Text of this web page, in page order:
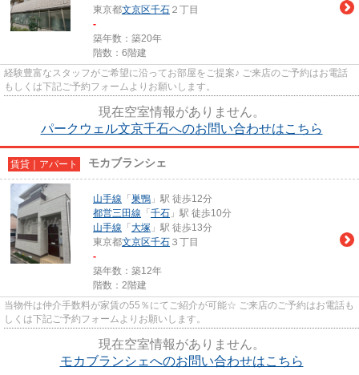
東京都文京区千石 ２丁目
-
築年数：築20年
階数：6階建
経験豊富なスタッフがご希望に沿ってお部屋をご提案♪ ご来店のご予約はお電話
もしくは下記ご予約フォームよりお願いします。
現在空室情報がありません。
パークウェル文京千石へのお問い合わせはこちら
賃貸｜アパート モカブランシェ
山手線 「 巣鴨 」駅 徒歩12分
都営三田線 「 千石 」駅 徒歩10分
山手線 「 大塚 」駅 徒歩13分
東京都文京区千石 ３丁目
-
築年数：築12年
階数：2階建
当物件は仲介手数料が家賃の55％にてご紹介が可能☆ ご来店のご予約はお電話も
しくは下記ご予約フォームよりお願いします。
現在空室情報がありません。
モカブランシェへのお問い合わせはこちら